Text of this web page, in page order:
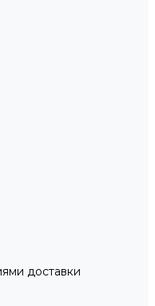
доставки